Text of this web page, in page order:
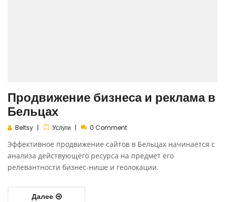
Продвижение бизнеса и реклама в
Бельцах
Beltsy Услуги 0 Comment
Эффективное продвижение сайтов в Бельцах начинается с
анализа действующего ресурса на предмет его
релевантности бизнес-нише и геолокации.
Далее